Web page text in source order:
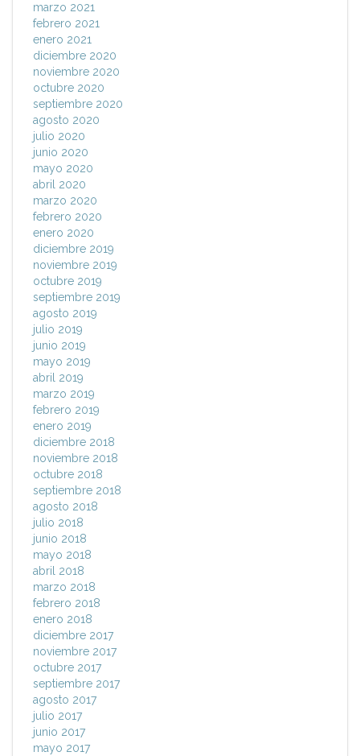
marzo 2021
febrero 2021
enero 2021
diciembre 2020
noviembre 2020
octubre 2020
septiembre 2020
agosto 2020
julio 2020
junio 2020
mayo 2020
abril 2020
marzo 2020
febrero 2020
enero 2020
diciembre 2019
noviembre 2019
octubre 2019
septiembre 2019
agosto 2019
julio 2019
junio 2019
mayo 2019
abril 2019
marzo 2019
febrero 2019
enero 2019
diciembre 2018
noviembre 2018
octubre 2018
septiembre 2018
agosto 2018
julio 2018
junio 2018
mayo 2018
abril 2018
marzo 2018
febrero 2018
enero 2018
diciembre 2017
noviembre 2017
octubre 2017
septiembre 2017
agosto 2017
julio 2017
junio 2017
mayo 2017